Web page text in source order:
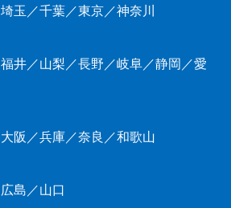
埼玉 ／千葉／東京／神奈川
福井／山梨 ／長野 ／岐阜／静岡 ／愛
大阪 ／兵庫／奈良 ／和歌山
広島 ／山口